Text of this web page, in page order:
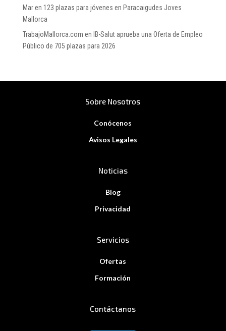
Maren 123 plazas para jóvenes en Paracaigudes Joves
Mallorca
TrabajoMallorca.com en IB-Salut aprueba una Oferta de Empleo
Público de 705 plazas para 2026
Sobre Nosotros
Conócenos
Avisos Legales
Noticias
Blog
Privacidad
Servicios
Ofertas
Formación
Contáctanos